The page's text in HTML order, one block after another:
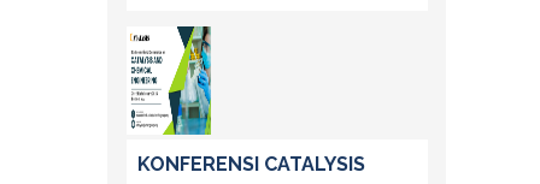
KONFERENSI CATALYSIS